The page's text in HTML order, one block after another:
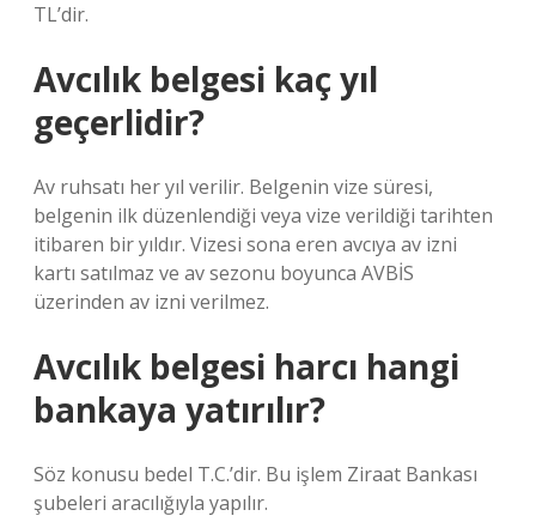
TL’dir.
Avcılık belgesi kaç yıl
geçerlidir?
Av ruhsatı her yıl verilir. Belgenin vize süresi,
belgenin ilk düzenlendiği veya vize verildiği tarihten
itibaren bir yıldır. Vizesi sona eren avcıya av izni
kartı satılmaz ve av sezonu boyunca AVBİS
üzerinden av izni verilmez.
Avcılık belgesi harcı hangi
bankaya yatırılır?
Söz konusu bedel T.C.’dir. Bu işlem Ziraat Bankası
şubeleri aracılığıyla yapılır.